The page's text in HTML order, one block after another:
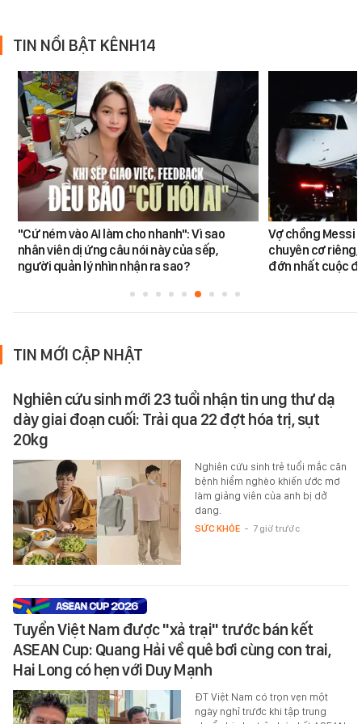
TIN NỔI BẬT KÊNH14
"Cứ ném vào AI làm cho nhanh": Vì sao
nhân viên dị ứng câu nói này của sếp,
người quản lý nhìn nhận ra sao?
Vợ chồng Messi
chuyên cơ
đớn nhất cuộc
TIN MỚI CẬP NHẬT
Nghiên cứu sinh mới 23 tuổi nhận tin ung thư dạ
dày giai đoạn cuối: Trải qua 22 đợt hóa trị, sụt
20kg
Nghiên cứu sinh trẻ tuổi mắc căn
bệnh hiểm nghèo khiến ước mơ
làm giảng viên của anh bị dở
dang.
SỨC KHỎE - 7 giờ trước
Tuyển Việt Nam được "xả trại" trước bán kết
ASEAN Cup: Quang Hải về quê bơi cùng con trai,
Hai Long có hẹn với Duy Mạnh
ĐT Việt Nam có trọn vẹn một
ngày nghỉ trước khi tập trung